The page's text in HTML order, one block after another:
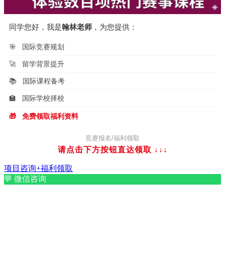
同学您好，我是翰林老师 ，为您提供：
🎯 国际竞赛规划
🚀 留学背景提升
📚 国际课程备考
🏫 国际学校择校
🎁 免费领取福利资料
竞赛报名/福利领取
请点击下方按钮直达领取 ↓↓↓
项目咨询+福利领取
💬 微信咨询